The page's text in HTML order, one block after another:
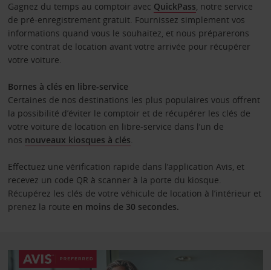
Gagnez du temps au comptoir avec QuickPass, notre service
de pré-enregistrement gratuit. Fournissez simplement vos
informations quand vous le souhaitez, et nous préparerons
votre contrat de location avant votre arrivée pour récupérer
votre voiture.
Bornes à clés en libre-service
Certaines de nos destinations les plus populaires vous offrent
la possibilité d’éviter le comptoir et de récupérer les clés de
votre voiture de location en libre-service dans l’un de
nos nouveaux kiosques à clés.
Effectuez une vérification rapide dans l’application Avis, et
recevez un code QR à scanner à la porte du kiosque.
Récupérez les clés de votre véhicule de location à l’intérieur et
prenez la route en moins de 30 secondes.